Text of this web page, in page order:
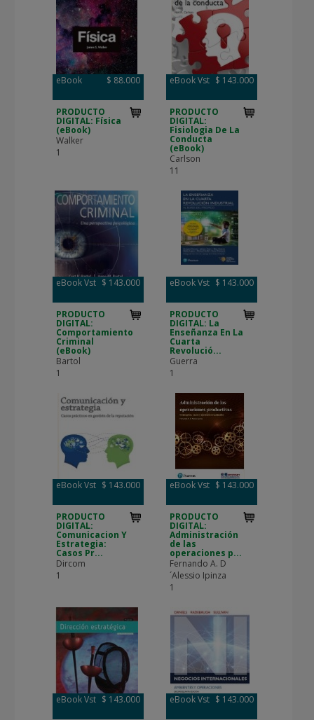
eBook $ 88.000
PRODUCTO
DIGITAL: Física
(eBook)
Walker
1
eBook Vst $ 143.000
PRODUCTO
DIGITAL:
Fisiologia De La
Conducta
(eBook)
Carlson
11
eBook Vst $ 143.000
PRODUCTO
DIGITAL:
Comportamiento
Criminal
(eBook)
Bartol
1
eBook Vst $ 143.000
PRODUCTO
DIGITAL: La
Enseñanza En La
Cuarta
Revolució...
Guerra
1
eBook Vst $ 143.000
PRODUCTO
DIGITAL:
Comunicacion Y
Estrategia:
Casos Pr...
Dircom
1
eBook Vst $ 143.000
PRODUCTO
DIGITAL:
Administración
de las
operaciones p...
Fernando A. D
´Alessio Ipinza
1
eBook Vst $ 143.000 eBook Vst $ 143.000